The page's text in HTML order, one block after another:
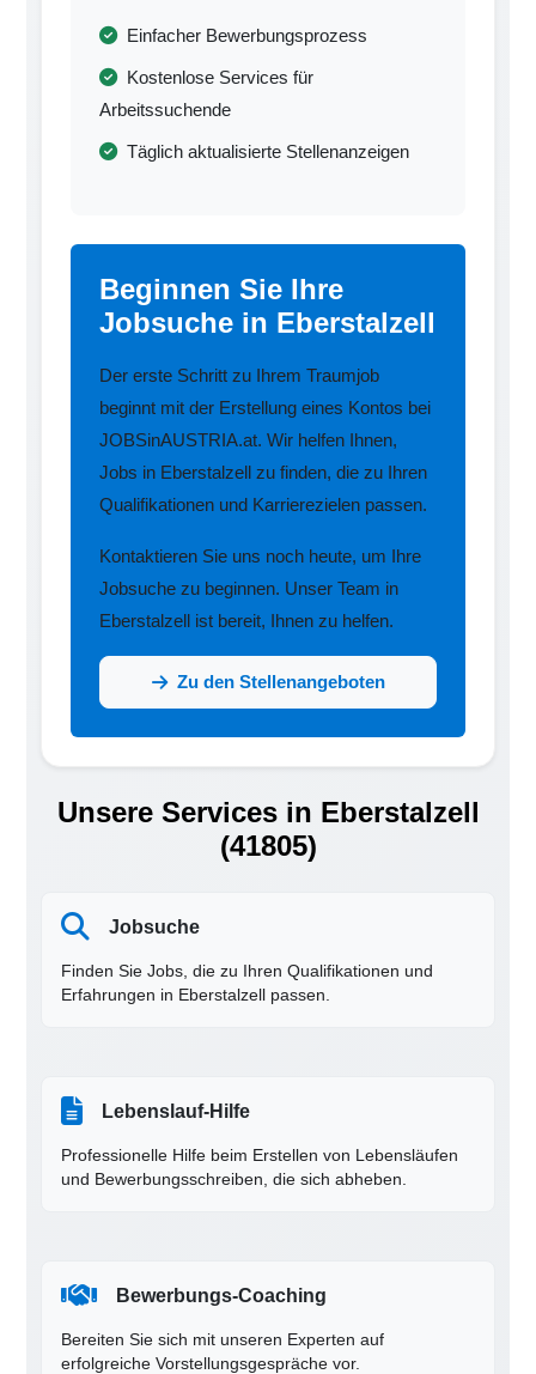
Einfacher Bewerbungsprozess
Kostenlose Services für
Arbeitssuchende
Täglich aktualisierte Stellenanzeigen
Beginnen Sie Ihre
Jobsuche in Eberstalzell
Der erste Schritt zu Ihrem Traumjob
beginnt mit der Erstellung eines Kontos bei
JOBSinAUSTRIA.at. Wir helfen Ihnen,
Jobs in Eberstalzell zu finden, die zu Ihren
Qualifikationen und Karrierezielen passen.
Kontaktieren Sie uns noch heute, um Ihre
Jobsuche zu beginnen. Unser Team in
Eberstalzell ist bereit, Ihnen zu helfen.
Zu den Stellenangeboten
Unsere Services in Eberstalzell
(41805)
Jobsuche
Finden Sie Jobs, die zu Ihren Qualifikationen und
Erfahrungen in Eberstalzell passen.
Lebenslauf-Hilfe
Professionelle Hilfe beim Erstellen von Lebensläufen
und Bewerbungsschreiben, die sich abheben.
Bewerbungs-Coaching
Bereiten Sie sich mit unseren Experten auf
erfolgreiche Vorstellungsgespräche vor.